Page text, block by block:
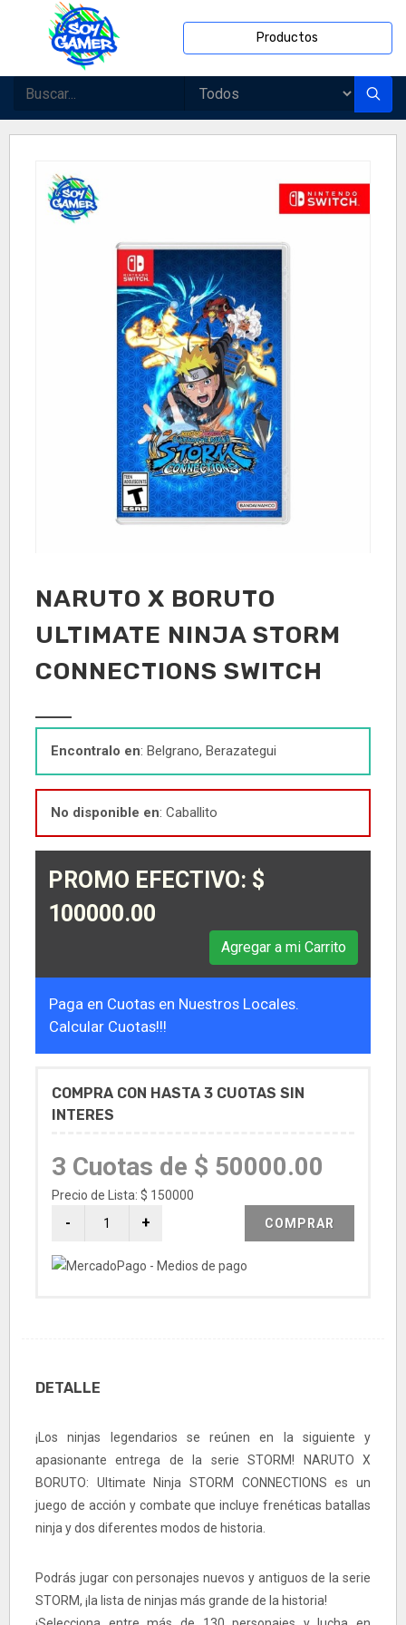
Productos
NARUTO X BORUTO
ULTIMATE NINJA STORM
CONNECTIONS SWITCH
Encontralo en: Belgrano, Berazategui
No disponible en: Caballito
PROMO EFECTIVO: $
100000.00
Agregar a mi Carrito
Paga en Cuotas en Nuestros Locales.
Calcular Cuotas!!!
COMPRA CON HASTA 3 CUOTAS SIN
INTERES
3 Cuotas de $ 50000.00
Precio de Lista: $ 150000
COMPRAR
DETALLE
¡Los ninjas legendarios se reúnen en la siguiente y
apasionante entrega de la serie STORM! NARUTO X
BORUTO: Ultimate Ninja STORM CONNECTIONS es un
juego de acción y combate que incluye frenéticas batallas
ninja y dos diferentes modos de historia.
Podrás jugar con personajes nuevos y antiguos de la serie
STORM, ¡la lista de ninjas más grande de la historia!